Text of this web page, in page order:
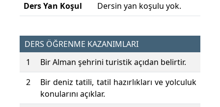
Ders Yan Koşul
Dersin yan koşulu yok.
DERS ÖĞRENME KAZANIMLARI
1
Bir Alman şehrini turistik açıdan belirtir.
2
Bir deniz tatili, tatil hazırlıkları ve yolculuk
konularını açıklar.